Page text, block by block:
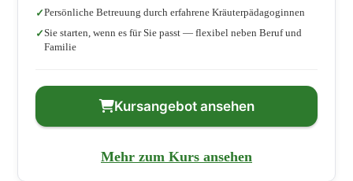
Persönliche Betreuung durch erfahrene Kräuterpädagoginnen
Sie starten, wenn es für Sie passt — flexibel neben Beruf und
Familie
Kursangebot ansehen
Mehr zum Kurs ansehen